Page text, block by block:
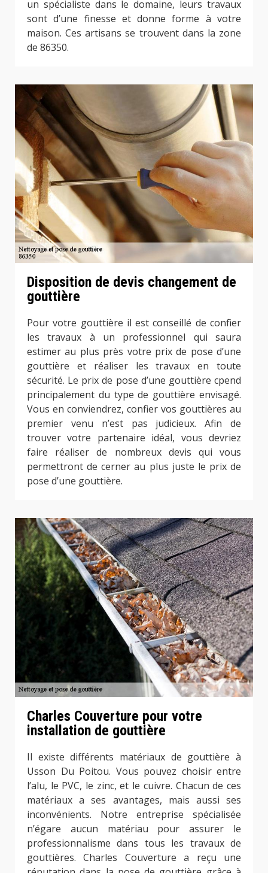
un spécialiste dans le domaine, leurs travaux
sont d’une finesse et donne forme à votre
maison. Ces artisans se trouvent dans la zone
de 86350.
Disposition de devis changement de
gouttière
Pour votre gouttière il est conseillé de confier
les travaux à un professionnel qui saura
estimer au plus près votre prix de pose d’une
gouttière et réaliser les travaux en toute
sécurité. Le prix de pose d’une gouttière cpend
principalement du type de gouttière envisagé.
Vous en conviendrez, confier vos gouttières au
premier venu n’est pas judicieux. Afin de
trouver votre partenaire idéal, vous devriez
faire réaliser de nombreux devis qui vous
permettront de cerner au plus juste le prix de
pose d’une gouttière.
Charles Couverture pour votre
installation de gouttière
Il existe différents matériaux de gouttière à
Usson Du Poitou. Vous pouvez choisir entre
l’alu, le PVC, le zinc, et le cuivre. Chacun de ces
matériaux a ses avantages, mais aussi ses
inconvénients. Notre entreprise spécialisée
n’égare aucun matériau pour assurer le
professionnalisme dans tous les travaux de
gouttières. Charles Couverture a reçu une